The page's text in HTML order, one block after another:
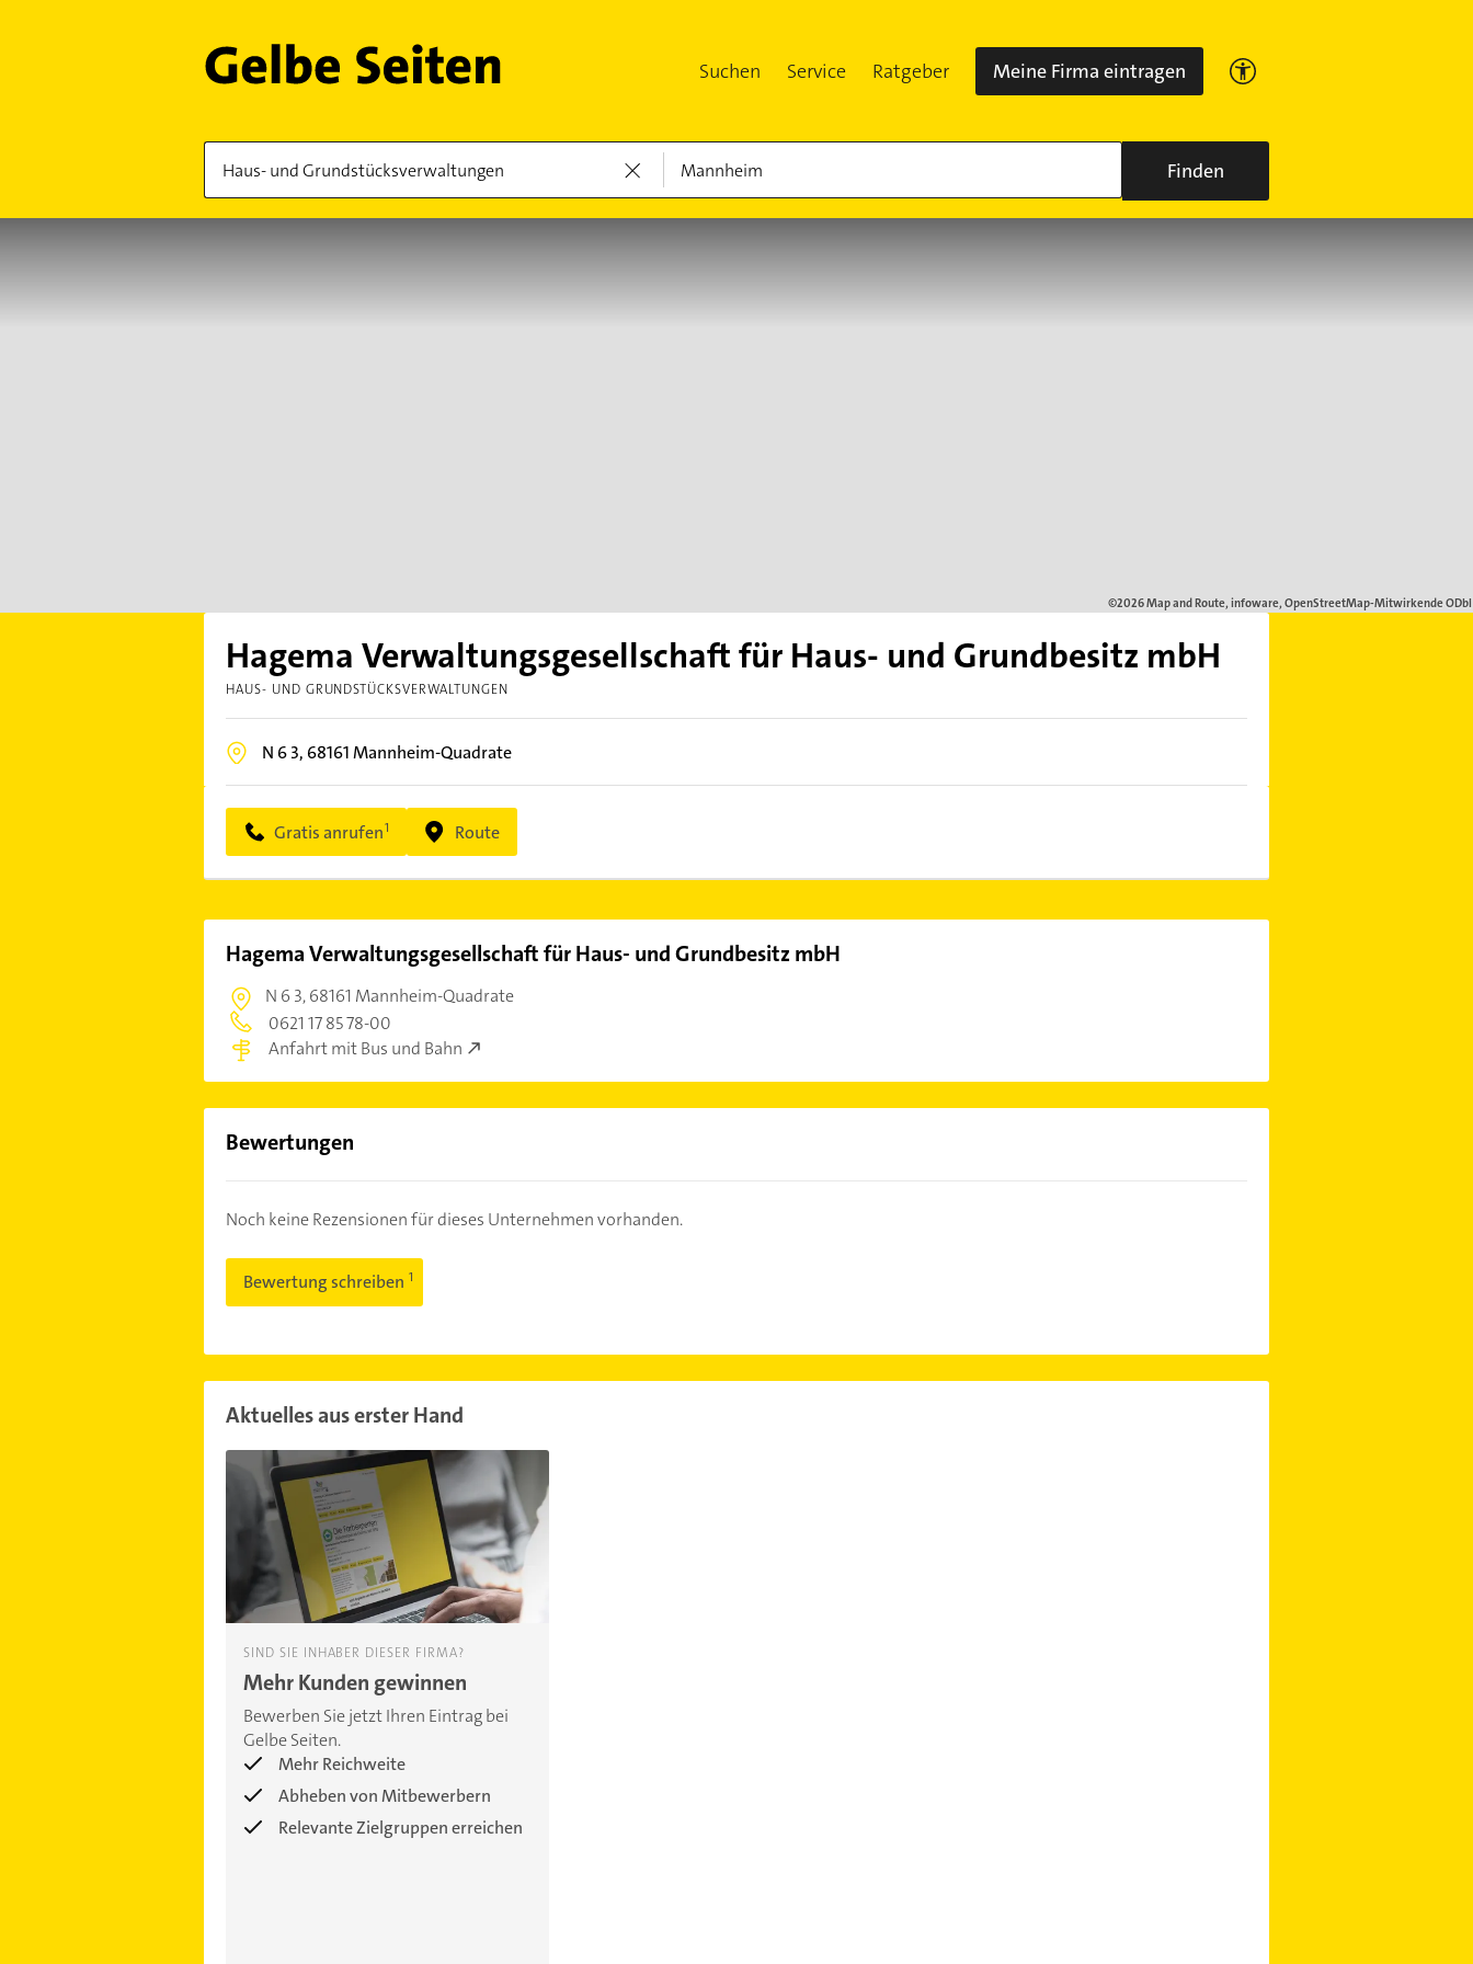
Suchen Service Ratgeber Meine Firma eintragen
Finden
Hagema Verwaltungsgesellschaft für Haus- und Grundbesitz mbH
HAUS- UND GRUNDSTÜCKSVERWALTUNGEN
N 6 3, 68161Mannheim-Quadrate
Gratis anrufen Route
Hagema Verwaltungsgesellschaft für Haus- und Grundbesitz mbH
N 6 3,68161 Mannheim-Quadrate
0621 17 85 78-00
Anfahrt mit Bus und Bahn
Bewertungen
Noch keine Rezensionen für dieses Unternehmen vorhanden.
Bewertung schreiben
Aktuelles aus erster Hand
SIND SIE INHABER DIESER FIRMA?
Mehr Kunden gewinnen
Bewerben Sie jetzt Ihren Eintrag bei
Gelbe Seiten.
Mehr Reichweite
Abheben von Mitbewerbern
Relevante Zielgruppen erreichen